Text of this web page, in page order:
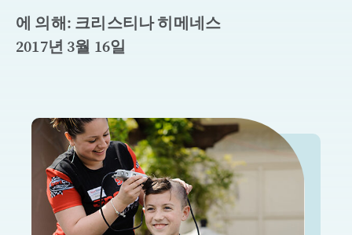
에 의해: 크리스티나 히메네스
2017년 3월 16일